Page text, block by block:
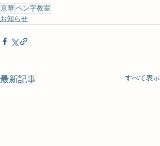
京華ペン字教室
お知らせ
最新記事 すべて表示